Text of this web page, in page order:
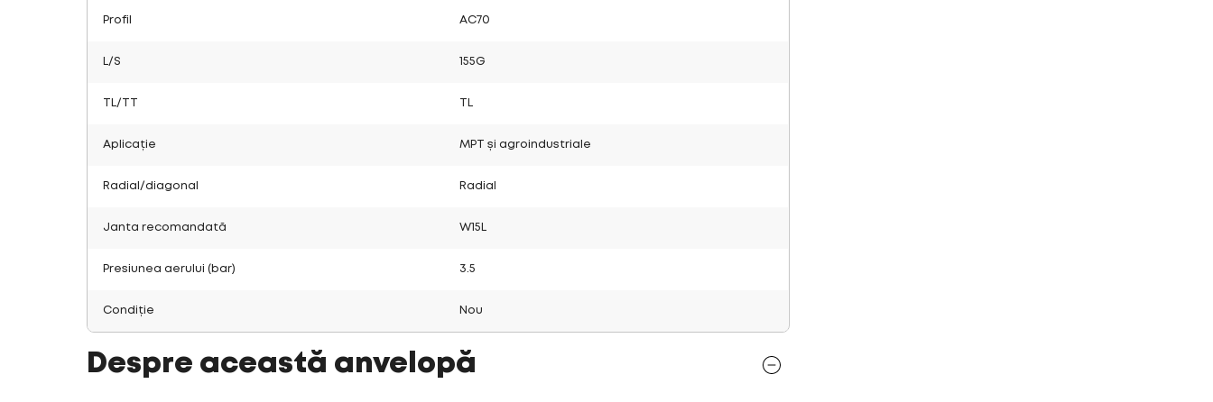
Profil AC70
L/S 155G
TL/TT
Aplicație MPT și agroindustriale
Radial/diagonal Radial
Janta recomandată W15L
Presiunea aerului (bar) 3.5
Condiție Nou
Despre această anvelopă